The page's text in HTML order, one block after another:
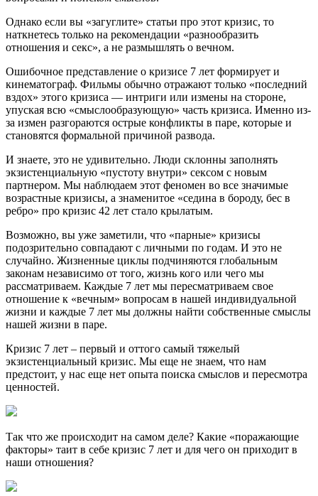
Однако если вы «загуглите» статьи про этот кризис, то
наткнетесь только на рекомендации «разнообразить
отношения и секс», а не размышлять о вечном.
Ошибочное представление о кризисе 7 лет формирует и
кинематограф. Фильмы обычно отражают только «последний
вздох» этого кризиса — интриги или измены на стороне,
упуская всю «смыслообразующую» часть кризиса. Именно из-
за измен разгораются острые конфликты в паре, которые и
становятся формальной причиной развода.
И знаете, это не удивительно. Люди склонны заполнять
экзистенциальную «пустоту внутри» сексом с новым
партнером. Мы наблюдаем этот феномен во все значимые
возрастные кризисы, а знаменитое «седина в бороду, бес в
ребро» про кризис 42 лет стало крылатым.
Возможно, вы уже заметили, что «парные» кризисы
подозрительно совпадают с личными по годам. И это не
случайно. Жизненные циклы подчиняются глобальным
законам независимо от того, жизнь кого или чего мы
рассматриваем. Каждые 7 лет мы пересматриваем свое
отношение к «вечным» вопросам в нашей индивидуальной
жизни и каждые 7 лет мы должны найти собственные смыслы
нашей жизни в паре.
Кризис 7 лет – первый и оттого самый тяжелый
экзистенциальный кризис. Мы еще не знаем, что нам
предстоит, у нас еще нет опыта поиска смыслов и пересмотра
ценностей.
Так что же происходит на самом деле? Какие «поражающие
факторы» таит в себе кризис 7 лет и для чего он приходит в
наши отношения?